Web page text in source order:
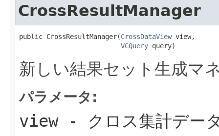
CrossResultManager
public CrossResultManager(CrossDataView view,
VCQuery query)
新しい結果セット生成マ
パラメータ:
view- クロス集計デー